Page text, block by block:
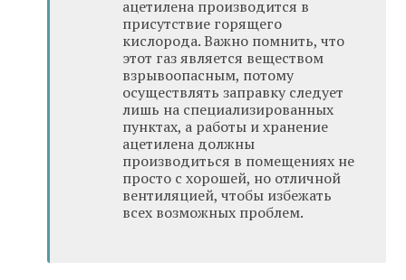
ацетилена производится в
присутствие горящего
кислорода. Важно помнить, что
этот газ является веществом
взрывоопасным, потому
осуществлять заправку следует
лишь на специализированных
пунктах, а работы и хранение
ацетилена должны
производиться в помещениях не
просто с хорошей, но отличной
вентиляцией, чтобы избежать
всех возможных проблем.